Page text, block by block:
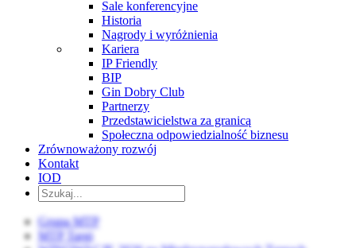
Sale konferencyjne
Historia
Nagrody i wyróżnienia
Kariera
IP Friendly
BIP
Gin Dobry Club
Partnerzy
Przedstawicielstwa za granicą
Społeczna odpowiedzialność biznesu
Zrównoważony rozwój
Kontakt
IOD
Grupa MTP
MTP Targi